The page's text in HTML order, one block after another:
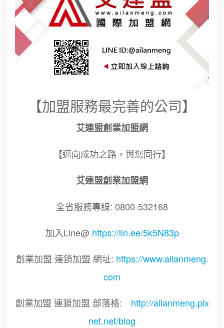
【加盟服務最完善的公司】
艾連盟創業加盟網
【邁向成功之路，與您同行】
艾連盟創業加盟網
全省服務專線: 0800-532168
加入Line@ https://lin.ee/5k5N83p
創業加盟 連鎖加盟 網址: https://www.ailanmeng.
com
創業加盟 連鎖加盟 部落格: http://ailanmeng.pix
net.net/blog